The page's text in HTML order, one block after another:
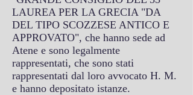
LAUREA PER LA GRECIA "DA
DEL TIPO SCOZZESE ANTICO E
APPROVATO", che hanno sede ad
Atene e sono legalmente
rappresentati, che sono stati
rappresentati dal loro avvocato H. M.
e hanno depositato istanze.